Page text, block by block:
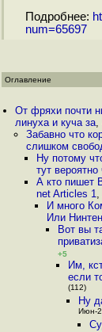
Подробнее:
num=65697
Оглавление
От фряхи почти
линуха и куча за,
Забавно что
слишком
Ну потому
тут
А кто пишет
net Articles 1,
И много
Или
Вот вы
+5
Им,
если
(112)
Ну
Июн-